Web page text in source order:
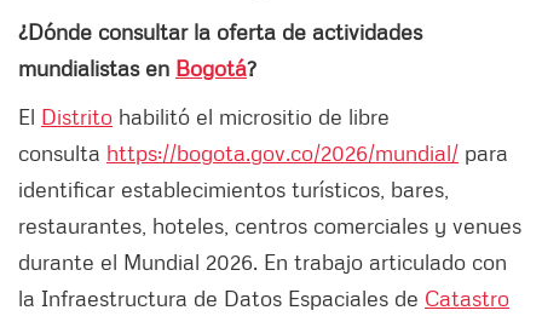
¿Dónde consultar la oferta de actividades
mundialistas en Bogotá?
El Distrito habilitó el micrositio de libre
consulta https://bogota.gov.co/2026/mundial/ para
identificar establecimientos turísticos, bares,
restaurantes, hoteles, centros comerciales y venues
durante el Mundial 2026. En trabajo articulado con
la Infraestructura de Datos Espaciales de Catastro